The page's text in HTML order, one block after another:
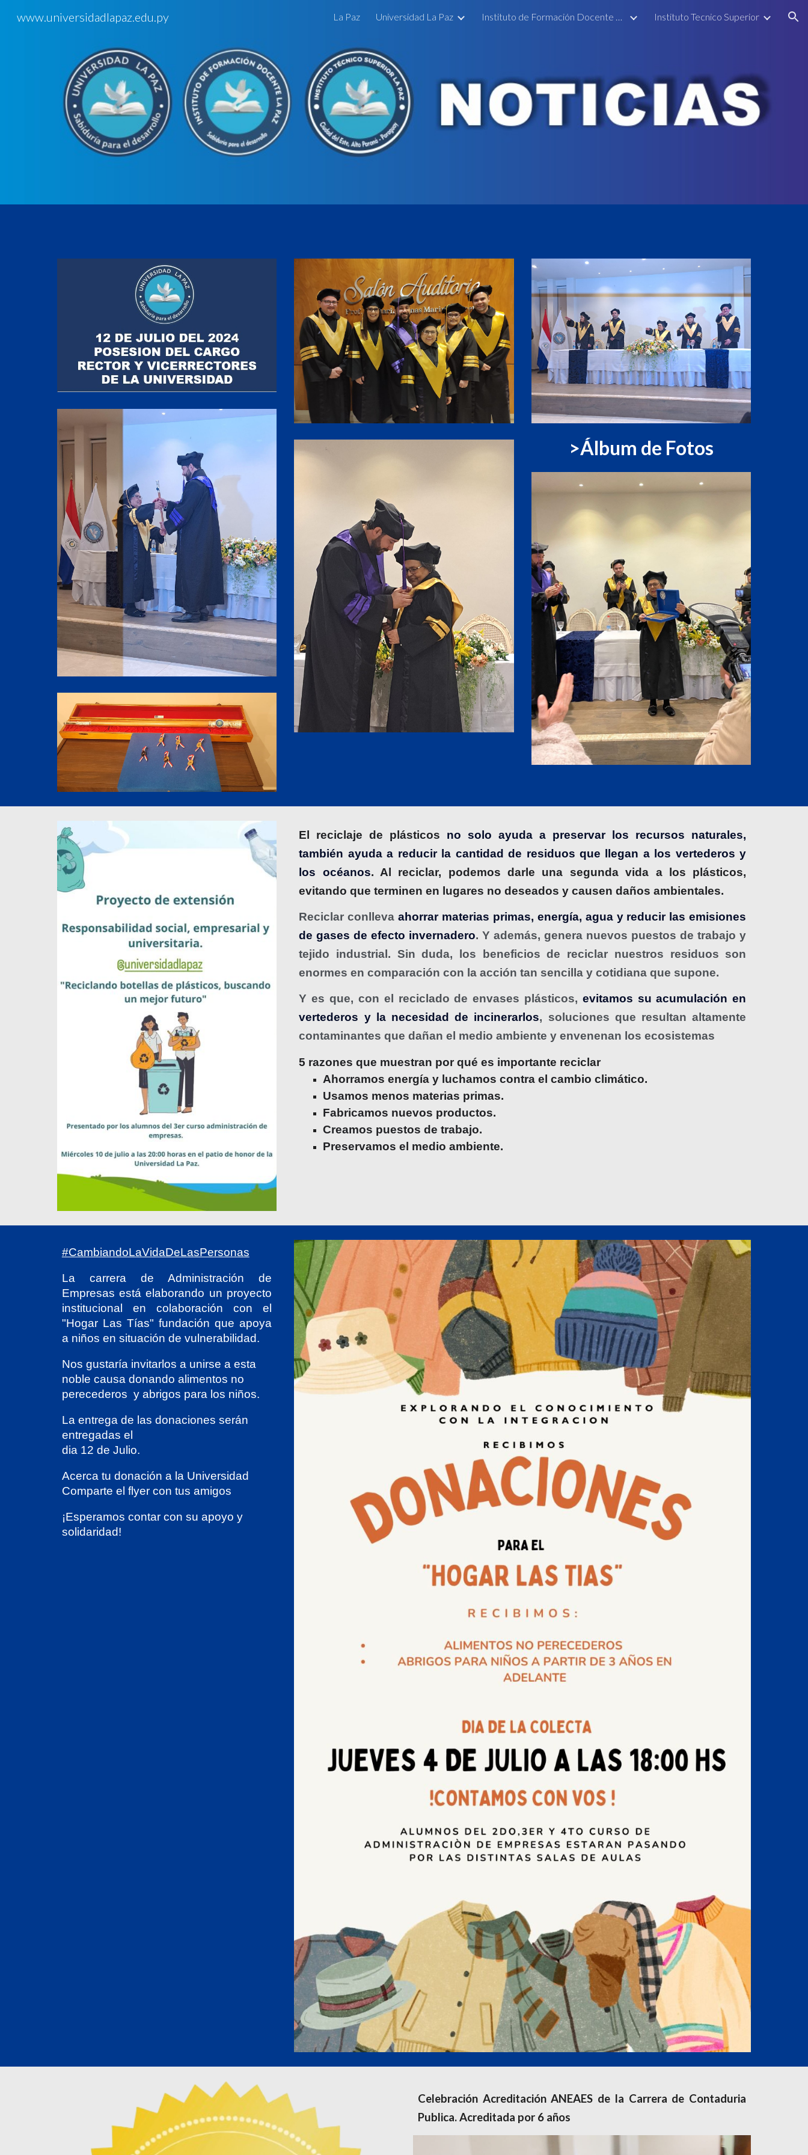
Skip to main content Skip to navigation
www.universidadlapaz.edu.py La Paz Universidad La Paz Instituto de Formación Docente La Paz Instituto Tecnico Superior
>Álbum de Fotos
El reciclaje de plásticos no solo ayuda a preservar los recursos naturales,
también ayuda a reducir la cantidad de residuos que llegan a los vertederos y
los océanos. Al reciclar, podemos darle una segunda vida a los plásticos,
evitando que terminen en lugares no deseados y causen daños ambientales.
Reciclar conllevaahorrar materias primas, energía, agua y reducir las emisiones
de gases de efecto invernadero. Y además, genera nuevos puestos de trabajo y
tejido industrial. Sin duda, los beneficios de reciclar nuestros residuos son
enormes en comparación con la acción tan sencilla y cotidiana que supone.
Y es que, con el reciclado de envases plásticos, evitamos su acumulación en
vertederos y la necesidad de incinerarlos, soluciones que resultan altamente
contaminantes que dañan el medio ambiente y envenenan los ecosistemas
5 razones que muestran por qué es importante reciclar
Ahorramos energía y luchamos contra el cambio climático.
Usamos menos materias primas.
Fabricamos nuevos productos.
Creamos puestos de trabajo.
Preservamos el medio ambiente.
#CambiandoLaVidaDeLasPersonas
La carrera de Administración de
Empresas está elaborando un proyecto
institucional en colaboración con el
"Hogar Las Tías" fundación que apoya
a niños en situación de vulnerabilidad.
Nos gustaría invitarlos a unirse a esta
noble causa donando alimentos no
perecederos y abrigos para los niños.
La entrega de las donaciones serán
entregadas el
dia 12 de Julio.
Acerca tu donación a la Universidad
Comparte el flyer con tus amigos
¡Esperamos contar con su apoyo y
solidaridad!
Celebración Acreditación ANEAES de la Carrera de Contaduria
Publica. Acreditada por 6 años